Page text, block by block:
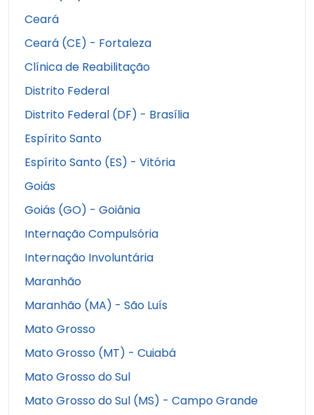
Ceará
Ceará (CE) - Fortaleza
Clínica de Reabilitação
Distrito Federal
Distrito Federal (DF) - Brasília
Espírito Santo
Espírito Santo (ES) - Vitória
Goiás
Goiás (GO) - Goiânia
Internação Compulsória
Internação Involuntária
Maranhão
Maranhão (MA) - São Luís
Mato Grosso
Mato Grosso (MT) - Cuiabá
Mato Grosso do Sul
Mato Grosso do Sul (MS) - Campo Grande